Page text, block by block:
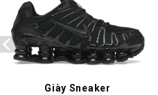
Add to
wishlist
Giày Sneaker